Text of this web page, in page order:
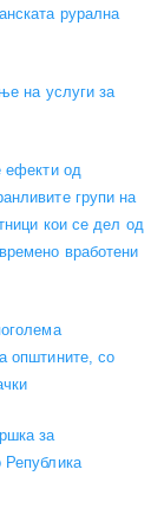
рурална
на услуги за
ефекти од
групи на
кои се дел од
вработени
општините, со
за